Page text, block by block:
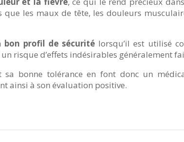
que les maux de tête, les douleurs
bon profil de sécurité lorsqu’il est utilisé
risque d’effets indésirables généralement
sa bonne tolérance en font donc un
ainsi à son évaluation positive.